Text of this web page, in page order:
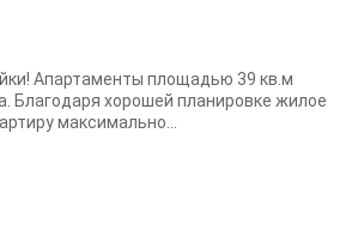
Апартаменты площадью 39 кв.м
Благодаря хорошей планировке жилое
максимально...